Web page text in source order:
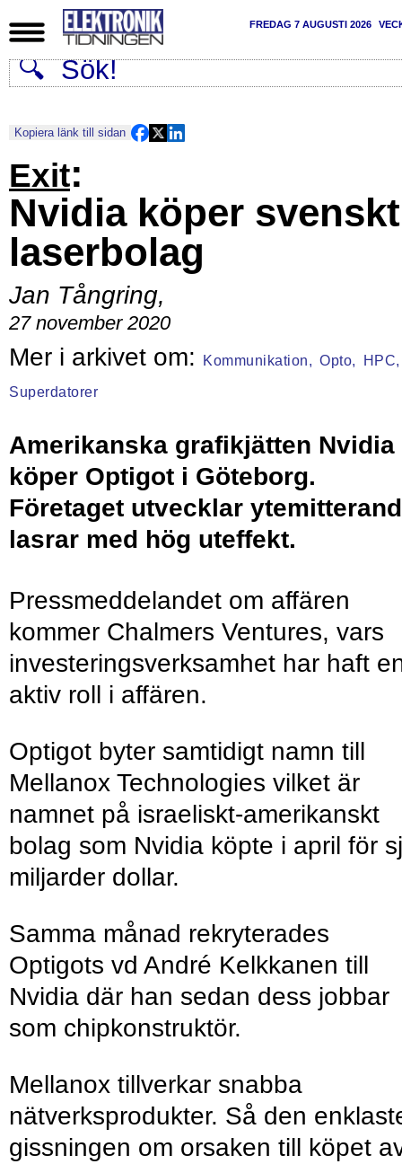
FREDAG 7 AUGUSTI 2026
Kopiera länk till sidan
Exit:
Nvidia köper svenskt
laserbolag
Jan Tångring,
27 november 2020
Kommunikation, Opto, HPC,
Superdatorer
Amerikanska grafikjätten Nvidia
köper Optigot i Göteborg.
Företaget utvecklar
lasrar med hög uteffekt.
Pressmeddelandet om affären
kommer Chalmers Ventures, vars
investeringsverksamhet har haft
aktiv roll i affären.
Optigot byter samtidigt namn till
Mellanox Technologies vilket är
namnet på israeliskt-amerikanskt
bolag som Nvidia köpte i april för
miljarder dollar.
Samma månad rekryterades
Optigots vd André Kelkkanen till
Nvidia där han sedan dess jobbar
som chipkonstruktör.
Mellanox tillverkar snabba
nätverksprodukter. Så den
gissningen om orsaken till köpet